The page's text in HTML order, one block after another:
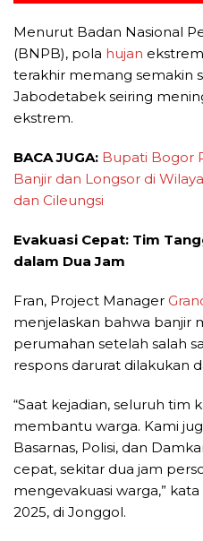
Menurut Badan Nasional
(BNPB), pola hujan
terakhir memang semakin
Jabodetabek seiring
ekstrem.
BACA JUGA: Bupati Bogor
Banjir dan Longsor di
dan Cileungsi
Evakuasi Cepat: Tim
dalam Dua Jam
Fran, Project Manager
menjelaskan bahwa banjir
perumahan setelah salah
respons darurat dilakukan
“Saat kejadian, seluruh tim
membantu warga. Kami
Basarnas, Polisi, dan
cepat, sekitar dua jam
mengevakuasi warga,”
2025, di Jonggol.